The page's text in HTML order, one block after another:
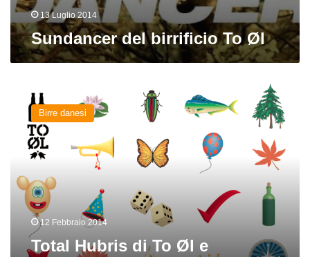
13 Luglio 2014
Sundancer del birrificio To Øl
Hubris
Ølrepubliken
Birre danesi
12 Febbraio 2014
Total Hubris di To Øl e